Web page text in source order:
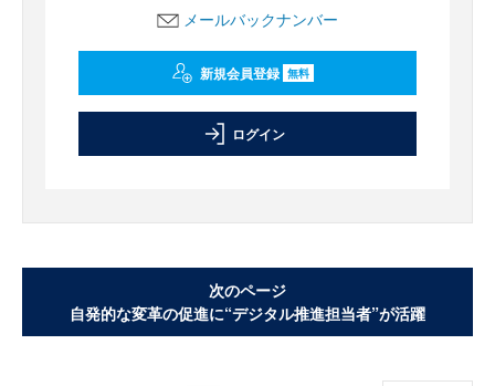
メールバックナンバー
新規会員登録 無料
ログイン
次のページ
自発的な変革の促進に“デジタル推進担当者”が活躍